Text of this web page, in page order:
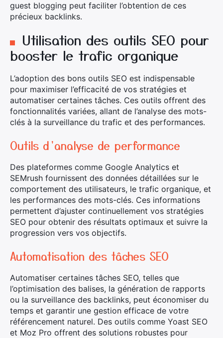
guest blogging peut faciliter l’obtention de ces
précieux backlinks.
Utilisation des outils SEO pour
booster le trafic organique
L’adoption des bons outils SEO est indispensable
pour maximiser l’efficacité de vos stratégies et
automatiser certaines tâches. Ces outils offrent des
fonctionnalités variées, allant de l’analyse des mots-
clés à la surveillance du trafic et des performances.
Outils d’analyse de performance
Des plateformes comme Google Analytics et
SEMrush fournissent des données détaillées sur le
comportement des utilisateurs, le trafic organique, et
les performances des mots-clés. Ces informations
permettent d’ajuster continuellement vos stratégies
SEO pour obtenir des résultats optimaux et suivre la
progression vers vos objectifs.
Automatisation des tâches SEO
Automatiser certaines tâches SEO, telles que
l’optimisation des balises, la génération de rapports
ou la surveillance des backlinks, peut économiser du
temps et garantir une gestion efficace de votre
référencement naturel. Des outils comme Yoast SEO
et Moz Pro offrent des solutions robustes pour